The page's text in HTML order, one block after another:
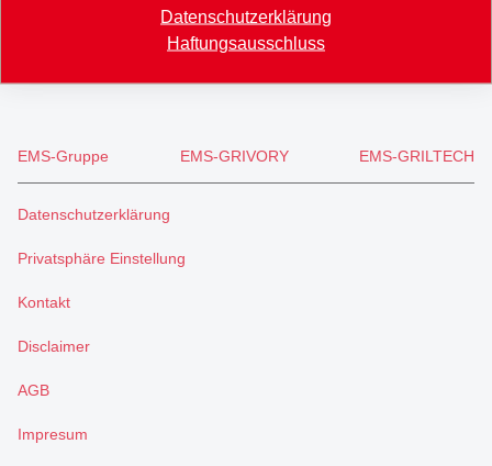
Datenschutzerklärung
Haftungsausschluss
+41 71 466 43 01
eftec.com
EMS-Gruppe EMS-GRIVORY EMS-GRILTECH
Datenschutzerklärung
Privatsphäre Einstellung
Kontakt
Disclaimer
AGB
Impresum